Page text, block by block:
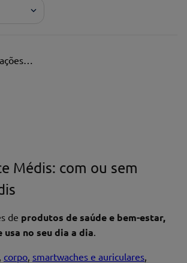
Médis: com ou sem
de produtos de saúde e bem-estar,
no seu dia a dia.
, corpo, smartwaches e auriculares,